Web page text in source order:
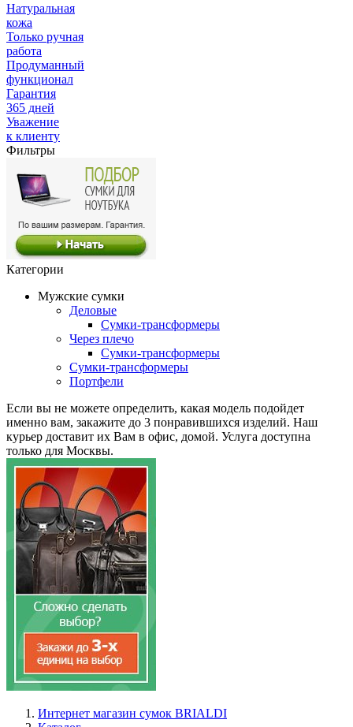
Натуральная
кожа
Только ручная
работа
Продуманный
функционал
Гарантия
365 дней
Уважение
к клиенту
Фильтры
Категории
Мужские сумки
Деловые
Сумки-трансформеры
Через плечо
Сумки-трансформеры
Сумки-трансформеры
Портфели
Если вы не можете определить, какая модель подойдет
именно вам, закажите до 3 понравившихся изделий. Наш
курьер доставит их Вам в офис, домой. Услуга доступна
только для Москвы.
Интернет магазин сумок BRIALDI